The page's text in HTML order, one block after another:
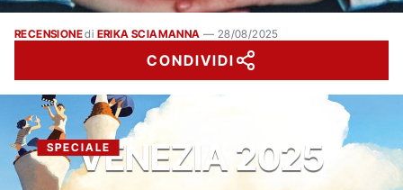
RECENSIONEdi ERIKA SCIAMANNA — 28/08/2025
CONDIVIDI
SPECIALEVENEZIA 2025